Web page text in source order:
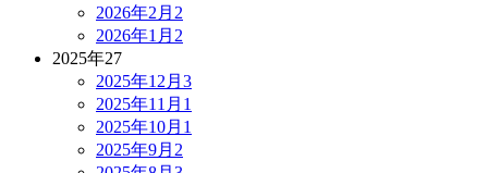
2026年2月 2
2026年1月 2
2025年27
2025年12月 3
2025年11月 1
2025年10月 1
2025年9月 2